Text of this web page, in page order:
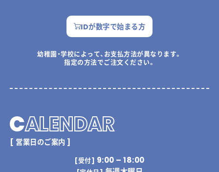
IDが数字で始まる方
幼稚園・学校によって、お支払方法が異なります。
指定の方法でご注文ください。
CALENDAR
[ 営業日のご案内 ]
[受付] 9:00 – 18:00